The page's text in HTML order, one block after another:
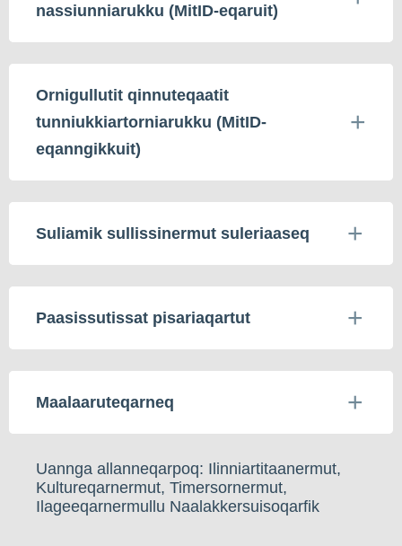
nassiunniarukku (MitID-eqaruit)
Ornigullutit qinnuteqaatit
tunniukkiartorniarukku (MitID-
eqanngikkuit)
Suliamik sullissinermut suleriaaseq
Paasissutissat pisariaqartut
Maalaaruteqarneq
Uannga allanneqarpoq: Ilinniartitaanermut,
Kultureqarnermut, Timersornermut,
Ilageeqarnermullu Naalakkersuisoqarfik